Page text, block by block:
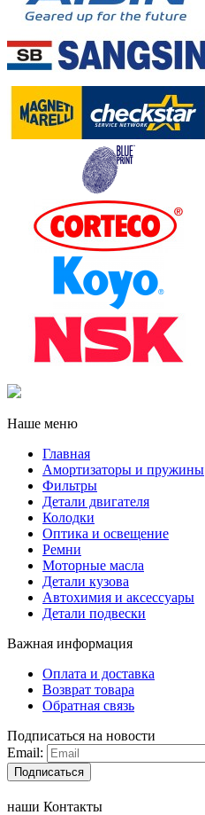
Наше меню
Главная
Амортизаторы и пружины
Фильтры
Детали двигателя
Колодки
Оптика и освещение
Ремни
Моторные масла
Детали кузова
Автохимия и аксессуары
Детали подвески
Важная информация
Оплата и доставка
Возврат товара
Обратная связь
Подписаться на новости
Email:
Подписаться
наши Контакты